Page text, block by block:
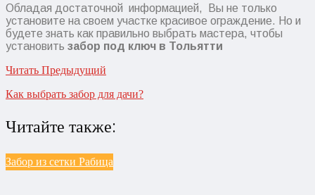
Обладая достаточной информацией, Вы не только
установите на своем участке красивое ограждение. Но и
будете знать как правильно выбрать мастера, чтобы
установить забор под ключ в Тольятти
Читать Предыдущий
Как выбрать забор для дачи?
Читайте также:
Забор из сетки Рабица